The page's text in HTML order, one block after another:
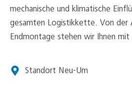
mechanische und klimatische
gesamten Logistikkette. Von der
Endmontage stehen wir Ihnen
Standort Neu-Um